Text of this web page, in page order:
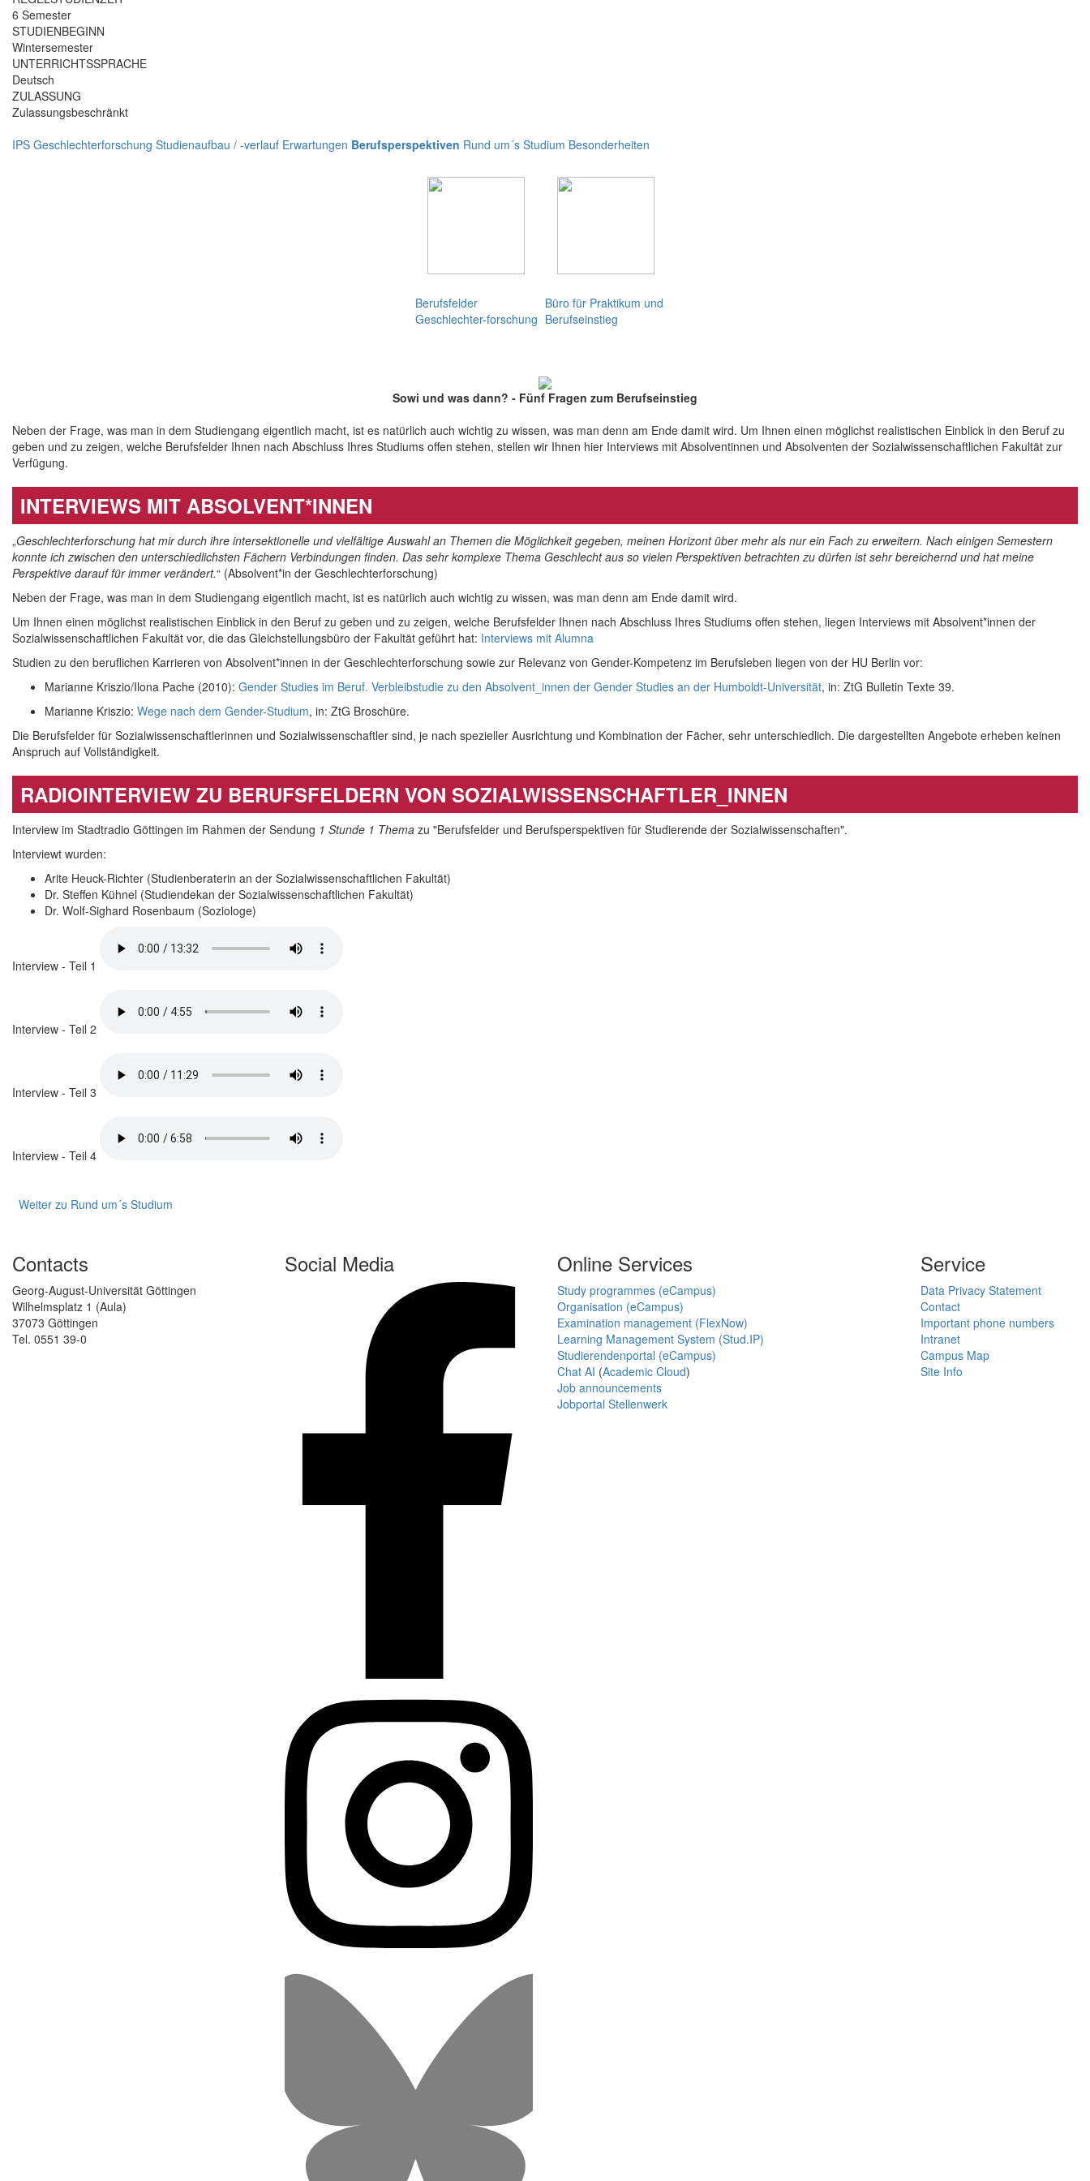
6 Semester
STUDIENBEGINN
Wintersemester
UNTERRICHTSSPRACHE
Deutsch
ZULASSUNG
Zulassungsbeschränkt
IPS Geschlechterforschung Studienaufbau / -verlauf Erwartungen Berufsperspektiven Rund um´s Studium Besonderheiten
Berufsfelder
Geschlechter-forschung
Büro für Praktikum und
Berufseinstieg
Sowi und was dann? - Fünf Fragen zum Berufseinstieg
Neben der Frage, was man in dem Studiengang eigentlich macht, ist es natürlich auch wichtig zu wissen, was man denn am Ende damit wird. Um Ihnen einen möglichst realistischen Einblick in den Beruf zu
geben und zu zeigen, welche Berufsfelder Ihnen nach Abschluss Ihres Studiums offen stehen, stellen wir Ihnen hier Interviews mit Absolventinnen und Absolventen der Sozialwissenschaftlichen Fakultät zur
Verfügung.
INTERVIEWS MIT ABSOLVENT*INNEN
„Geschlechterforschung hat mir durch ihre intersektionelle und vielfältige Auswahl an Themen die Möglichkeit gegeben, meinen Horizont über mehr als nur ein Fach zu erweitern. Nach einigen Semestern
konnte ich zwischen den unterschiedlichsten Fächern Verbindungen finden. Das sehr komplexe Thema Geschlecht aus so vielen Perspektiven betrachten zu dürfen ist sehr bereichernd und hat meine
Perspektive darauf für immer verändert.“ (Absolvent*in der Geschlechterforschung)
Neben der Frage, was man in dem Studiengang eigentlich macht, ist es natürlich auch wichtig zu wissen, was man denn am Ende damit wird.
Um Ihnen einen möglichst realistischen Einblick in den Beruf zu geben und zu zeigen, welche Berufsfelder Ihnen nach Abschluss Ihres Studiums offen stehen, liegen Interviews mit Absolvent*innen der
Sozialwissenschaftlichen Fakultät vor, die das Gleichstellungsbüro der Fakultät geführt hat: Interviews mit Alumna
Studien zu den beruflichen Karrieren von Absolvent*innen in der Geschlechterforschung sowie zur Relevanz von Gender-Kompetenz im Berufsleben liegen von der HU Berlin vor:
Marianne Kriszio/Ilona Pache (2010): Gender Studies im Beruf. Verbleibstudie zu den Absolvent_innen der Gender Studies an der Humboldt-Universität, in: ZtG Bulletin Texte 39.
Marianne Kriszio: Wege nach dem Gender-Studium, in: ZtG Broschüre.
Die Berufsfelder für Sozialwissenschaftlerinnen und Sozialwissenschaftler sind, je nach spezieller Ausrichtung und Kombination der Fächer, sehr unterschiedlich. Die dargestellten Angebote erheben keinen
Anspruch auf Vollständigkeit.
RADIOINTERVIEW ZU BERUFSFELDERN VON SOZIALWISSENSCHAFTLER_INNEN
Interview im Stadtradio Göttingen im Rahmen der Sendung 1 Stunde 1 Thema zu "Berufsfelder und Berufsperspektiven für Studierende der Sozialwissenschaften".
Interviewt wurden:
Arite Heuck-Richter (Studienberaterin an der Sozialwissenschaftlichen Fakultät)
Dr. Steffen Kühnel (Studiendekan der Sozialwissenschaftlichen Fakultät)
Dr. Wolf-Sighard Rosenbaum (Soziologe)
Interview - Teil 1
Interview - Teil 2
Interview - Teil 3
Interview - Teil 4
Weiter zu Rund um´s Studium
Contacts
Georg-August-Universität Göttingen
Wilhelmsplatz 1 (Aula)
37073 Göttingen
Tel. 0551 39-0
Social Media Online Services
Study programmes (eCampus)
Organisation (eCampus)
Examination management (FlexNow)
Learning Management System (Stud.IP)
Studierendenportal (eCampus)
Chat AI (Academic Cloud)
Job announcements
Jobportal Stellenwerk
Service
Data Privacy Statement
Contact
Important phone numbers
Intranet
Campus Map
Site Info